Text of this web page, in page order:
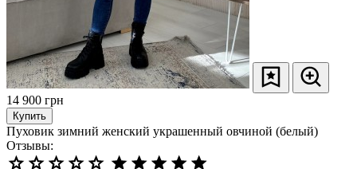
14 900 грн
Купить
Пуховик зимний женский украшенный овчиной (белый)
Отзывы: